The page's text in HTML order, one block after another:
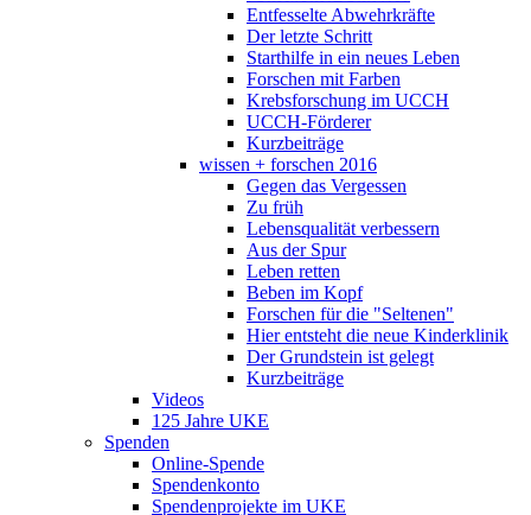
Entfesselte Abwehrkräfte
Der letzte Schritt
Starthilfe in ein neues Leben
Forschen mit Farben
Krebsforschung im UCCH
UCCH-Förderer
Kurzbeiträge
wissen + forschen 2016
Gegen das Vergessen
Zu früh
Lebensqualität verbessern
Aus der Spur
Leben retten
Beben im Kopf
Forschen für die "Seltenen"
Hier entsteht die neue Kinderklinik
Der Grundstein ist gelegt
Kurzbeiträge
Videos
125 Jahre UKE
Spenden
Online-Spende
Spendenkonto
Spendenprojekte im UKE